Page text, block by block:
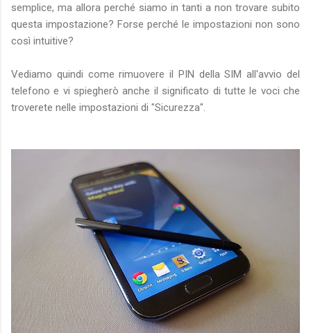
semplice, ma allora perché siamo in tanti a non trovare subito
questa impostazione? Forse perché le impostazioni non sono
così intuitive?
Vediamo quindi come rimuovere il PIN della SIM all'avvio del
telefono e vi spiegherò anche il significato di tutte le voci che
troverete nelle impostazioni di "Sicurezza".